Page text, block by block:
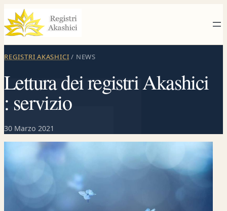
al
contenuto
REGISTRI AKASHICI / NEWS
Lettura dei registri Akashici
: servizio
30 Marzo 2021